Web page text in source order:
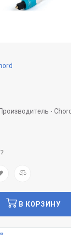
Производитель -
В КОРЗИНУ